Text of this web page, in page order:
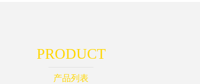
PRODUCT
产品列表